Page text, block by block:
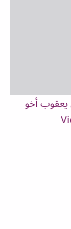
يعقوب أخو